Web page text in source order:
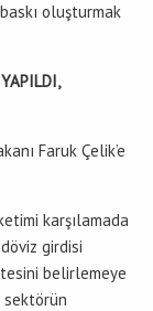
oluşturmak
Faruk Çelik’e
karşılamada
girdisi
belirlemeye
sektörün